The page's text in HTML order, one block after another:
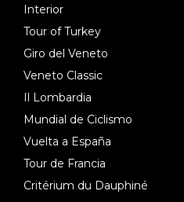
Interior
Tour of Turkey
Giro del Veneto
Veneto Classic
Il Lombardia
Mundial de Ciclismo
Vuelta a España
Tour de Francia
Critérium du Dauphiné